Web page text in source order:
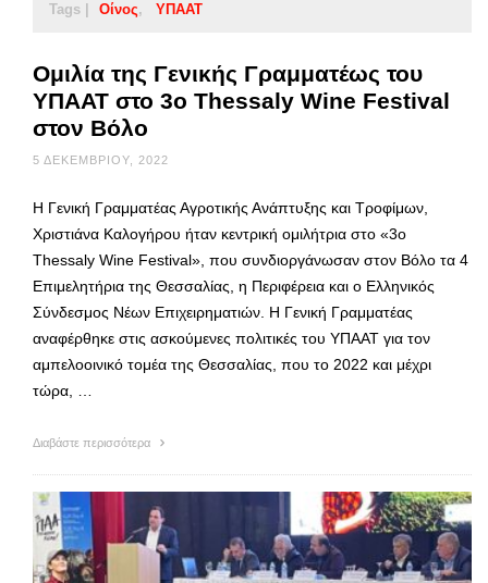
Tags | Οίνος ΥΠΑΑΤ
Ομιλία της Γενικής Γραμματέως του
ΥΠΑΑΤ στο 3ο Thessaly Wine Festival
στον Βόλο
5 ΔΕΚΕΜΒΡΊΟΥ, 2022
Η Γενική Γραμματέας Αγροτικής Ανάπτυξης και Τροφίμων,
Χριστιάνα Καλογήρου ήταν κεντρική ομιλήτρια στο «3ο
Thessaly Wine Festival», που συνδιοργάνωσαν στον Βόλο τα 4
Επιμελητήρια της Θεσσαλίας, η Περιφέρεια και ο Ελληνικός
Σύνδεσμος Νέων Επιχειρηματιών. Η Γενική Γραμματέας
αναφέρθηκε στις ασκούμενες πολιτικές του ΥΠΑΑΤ για τον
αμπελοοινικό τομέα της Θεσσαλίας, που το 2022 και μέχρι
τώρα, …
Διαβάστε περισσότερα